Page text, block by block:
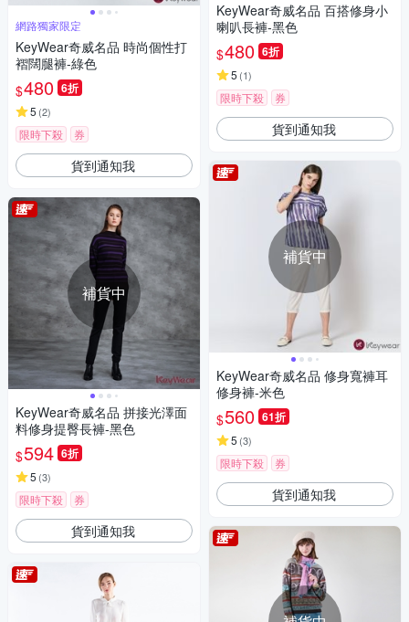
網路獨家限定
KeyWear奇威名品 時尚個性打
褶闊腿褲-綠色
$480 6折
5 (2)
限時下殺 券
貨到通知我
補貨中
KeyWear奇威名品 拼接光澤面
料修身提臀長褲-黑色
$594 6折
5 (3)
限時下殺 券
貨到通知我
KeyWear奇威名品 百搭修身小
喇叭長褲-黑色
$480 6折
5 (1)
限時下殺 券
貨到通知我
補貨中
KeyWear奇威名品 修身寬褲耳
修身褲-米色
$560 61折
5 (3)
限時下殺 券
貨到通知我